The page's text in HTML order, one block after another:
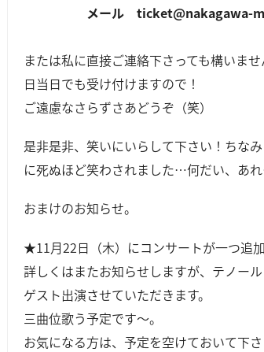
メール ticket@nakagawa-
または私に直接ご連絡下さっても構いま
日当日でも受け付けますので！
ご遠慮なさらずさあどうぞ（笑）
是非是非、笑いにいらして下さい！ちな
に死ぬほど笑わされました…何だい、あれ
おまけのお知らせ。
★11月22日（木）にコンサートが一つ追加
詳しくはまたお知らせしますが、テノー
ゲスト出演させていただきます。
三曲位歌う予定です～。
お気になる方は、予定を空けておいて下